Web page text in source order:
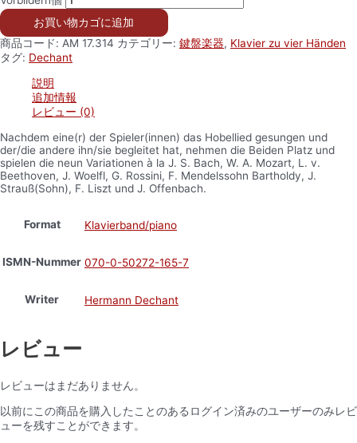
お買い物カゴに追加
商品コード: AM 17.314 カテゴリー: 鍵盤楽器, Klavier zu vier Händen
タグ: Dechant
説明
追加情報
レビュー (0)
Nachdem eine(r) der Spieler(innen) das Hobellied gesungen und
der/die andere ihn/sie begleitet hat, nehmen die Beiden Platz und
spielen die neun Variationen à la J. S. Bach, W. A. Mozart, L. v.
Beethoven, J. Woelfl, G. Rossini, F. Mendelssohn Bartholdy, J.
Strauß(Sohn), F. Liszt und J. Offenbach.
Format Klavierband/piano
ISMN-Nummer 070-0-50272-165-7
Writer Hermann Dechant
レビュー
レビューはまだありません。
以前にこの商品を購入したことのあるログイン済みのユーザーのみレビ
ューを残すことができます。